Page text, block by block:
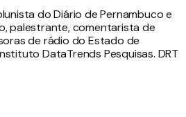
do Diário de Pernambuco e
palestrante, comentarista de
de rádio do Estado de
DataTrends Pesquisas. DRT